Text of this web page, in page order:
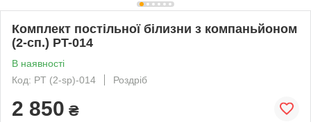
Комплект постільної білизни з компаньйоном
(2-сп.) PT-014
В наявності
Код: PT (2-sp)-014
Роздріб
2 850 ₴